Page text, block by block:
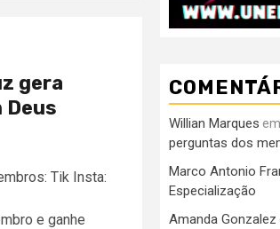
gera
Deus
Tik Insta:
e ganhe
Willian Marques em
perguntas dos
Marco Antonio
Especialização
Amanda Gonzalez